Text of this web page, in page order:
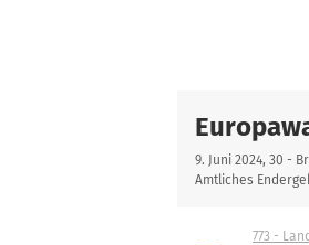
9. Juni 2024, 30 -
Amtliches
773 -